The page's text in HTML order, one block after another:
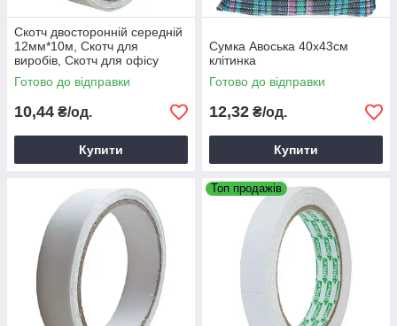
Скотч двосторонній середній
12мм*10м, Скотч для
виробів, Скотч для офісу
Готово до відправки
10,44 ₴/од.
Купити
Сумка Авоська 40х43см
клітинка
Готово до відправки
12,32 ₴/од.
Купити
Топ продажів